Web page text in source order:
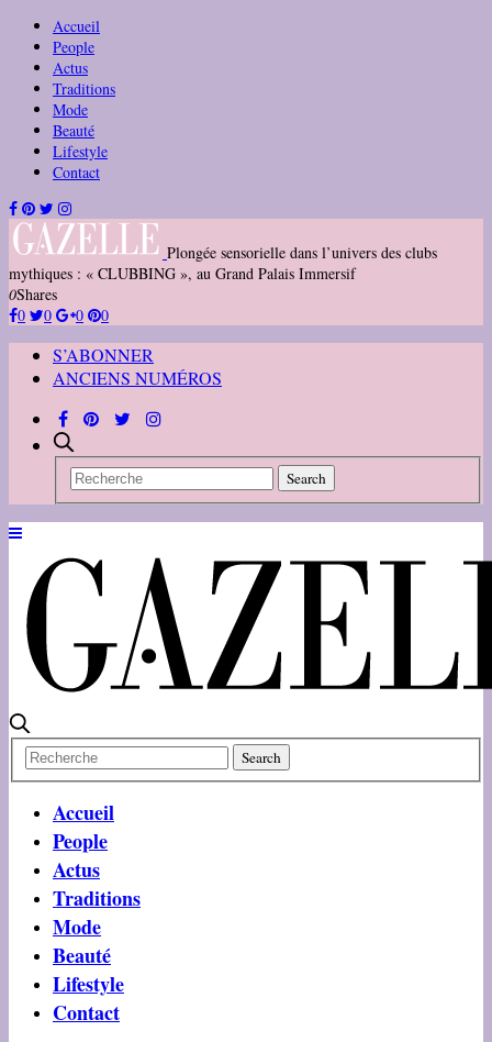
Accueil
People
Actus
Traditions
Mode
Beauté
Lifestyle
Contact
Plongée sensorielle dans l’univers des clubs
mythiques : « CLUBBING », au Grand Palais Immersif
0Shares
0
0 0 0
S’ABONNER
ANCIENS NUMÉROS
Accueil
People
Actus
Traditions
Mode
Beauté
Lifestyle
Contact